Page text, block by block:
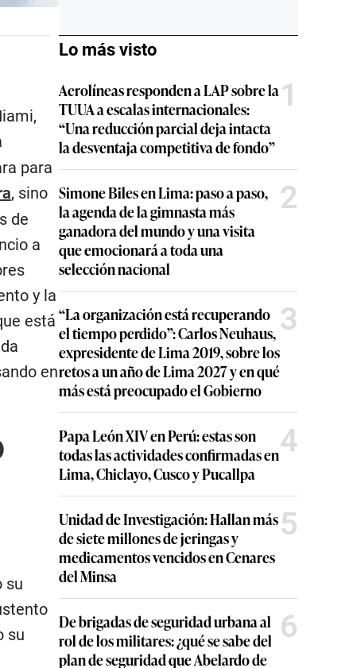
para
, sino
de
a
y la
está
en
su
su
Lo más visto
Aerolíneas responden a LAP sobre la
TUUA a escalas internacionales:
“Una reducción parcial deja intacta
la desventaja competitiva de fondo”
1
Simone Biles en Lima: paso a paso,
la agenda de la gimnasta más
ganadora del mundo y una visita
que emocionará a toda una
selección nacional
2
“La organización está recuperando
el tiempo perdido”: Carlos Neuhaus,
expresidente de Lima 2019, sobre los
retos a un año de Lima 2027 y en qué
más está preocupado el Gobierno
3
Papa León XIV en Perú: estas son
todas las actividades confirmadas en
Lima, Chiclayo, Cusco y Pucallpa
4
Unidad de Investigación: Hallan más
de siete millones de jeringas y
medicamentos vencidos en Cenares
del Minsa
5
De brigadas de seguridad urbana al
rol de los militares: ¿qué se sabe del
plan de seguridad que Abelardo de
6